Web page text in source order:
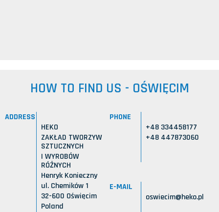
HOW TO FIND US - OŚWIĘCIM
ADDRESS
HEKO
ZAKŁAD TWORZYW
SZTUCZNYCH
I WYROBÓW
RÓŻNYCH
Henryk Konieczny
ul. Chemików 1
32-600 Oświęcim
Poland
PHONE
+48 334458177
+48 447873060
E-MAIL
oswiecim@heko.pl